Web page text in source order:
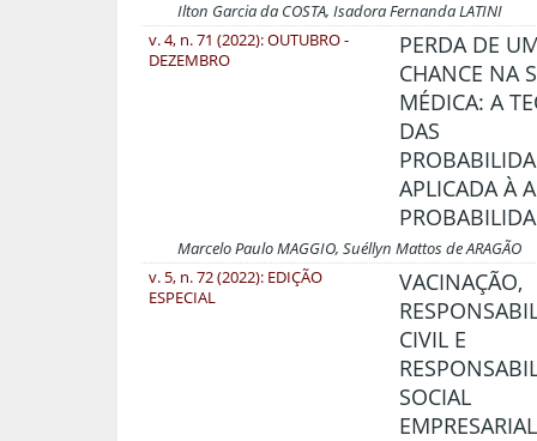
Ilton Garcia da COSTA, Isadora Fernanda LATINI
v. 4, n. 71 (2022): OUTUBRO -
DEZEMBRO
PERDA DE
CHANCE NA
MÉDICA: A
DAS
APLICADA À
Marcelo Paulo MAGGIO, Suéllyn Mattos de ARAGÃO
v. 5, n. 72 (2022): EDIÇÃO
ESPECIAL
VACINAÇÃO,
CIVIL E
SOCIAL